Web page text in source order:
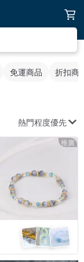
免運商品 折扣商
熱門程度優先
推廣